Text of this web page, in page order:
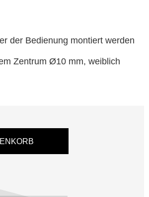
der Bedienung montiert werden
Zentrum Ø10 mm, weiblich